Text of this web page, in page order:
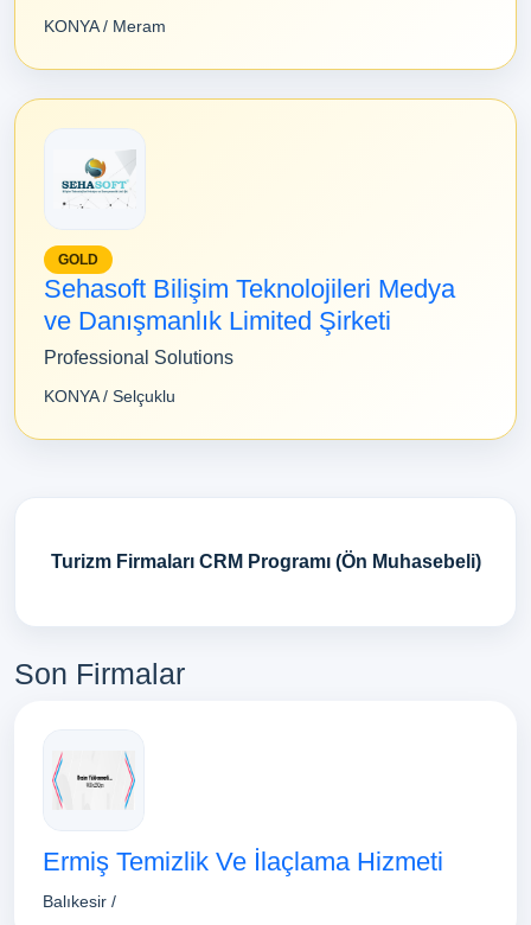
KONYA / Meram
GOLD
Sehasoft Bilişim Teknolojileri Medya
ve Danışmanlık Limited Şirketi
Professional Solutions
KONYA / Selçuklu
Turizm Firmaları CRM Programı (Ön Muhasebeli)
Son Firmalar
Ermiş Temizlik Ve İlaçlama Hizmeti
Balıkesir /